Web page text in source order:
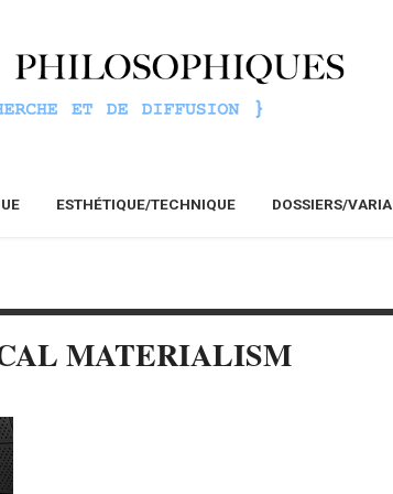
ESTHÉTIQUE/TECHNIQUE DOSSIERS/VARIA
MATERIALISM